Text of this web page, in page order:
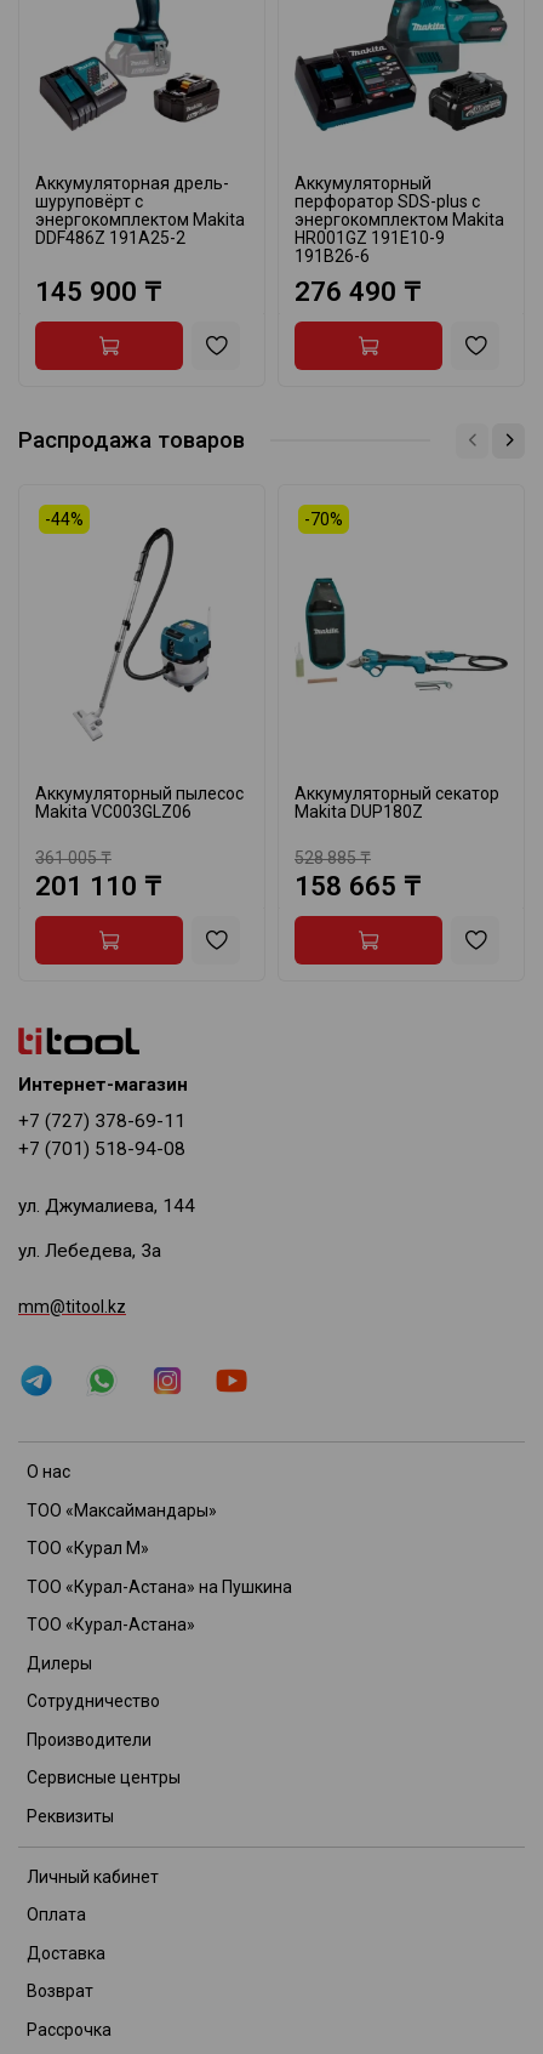
Аккумуляторная дрель-
шуруповёрт с
энергокомплектом Makita
DDF486Z 191A25-2
145 900 ₸
Аккумуляторный
перфоратор SDS-plus с
энергокомплектом Makita
HR001GZ 191E10-9
191B26-6
276 490 ₸
Распродажа товаров
-44%
Аккумуляторный пылесос
Makita VC003GLZ06
361 005 ₸
201 110 ₸
-70%
Аккумуляторный секатор
Makita DUP180Z
528 885 ₸
158 665 ₸
О нас
ТОО «Максаймандары»
ТОО «Курал М»
ТОО «Курал-Астана» на Пушкина
ТОО «Курал-Астана»
Дилеры
Сотрудничество
Производители
Сервисные центры
Реквизиты
Личный кабинет
Оплата
Доставка
Возврат
Рассрочка
Интернет-магазин
+7 (727) 378-69-11
+7 (701) 518-94-08
ул. Джумалиева, 144
ул. Лебедева, 3а
mm@titool.kz